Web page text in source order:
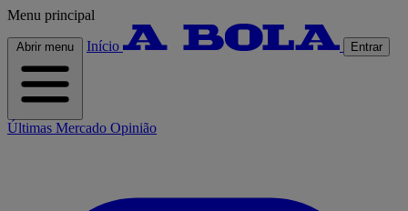
Menu principal
Abrir menu Início Entrar
Últimas Mercado Opinião